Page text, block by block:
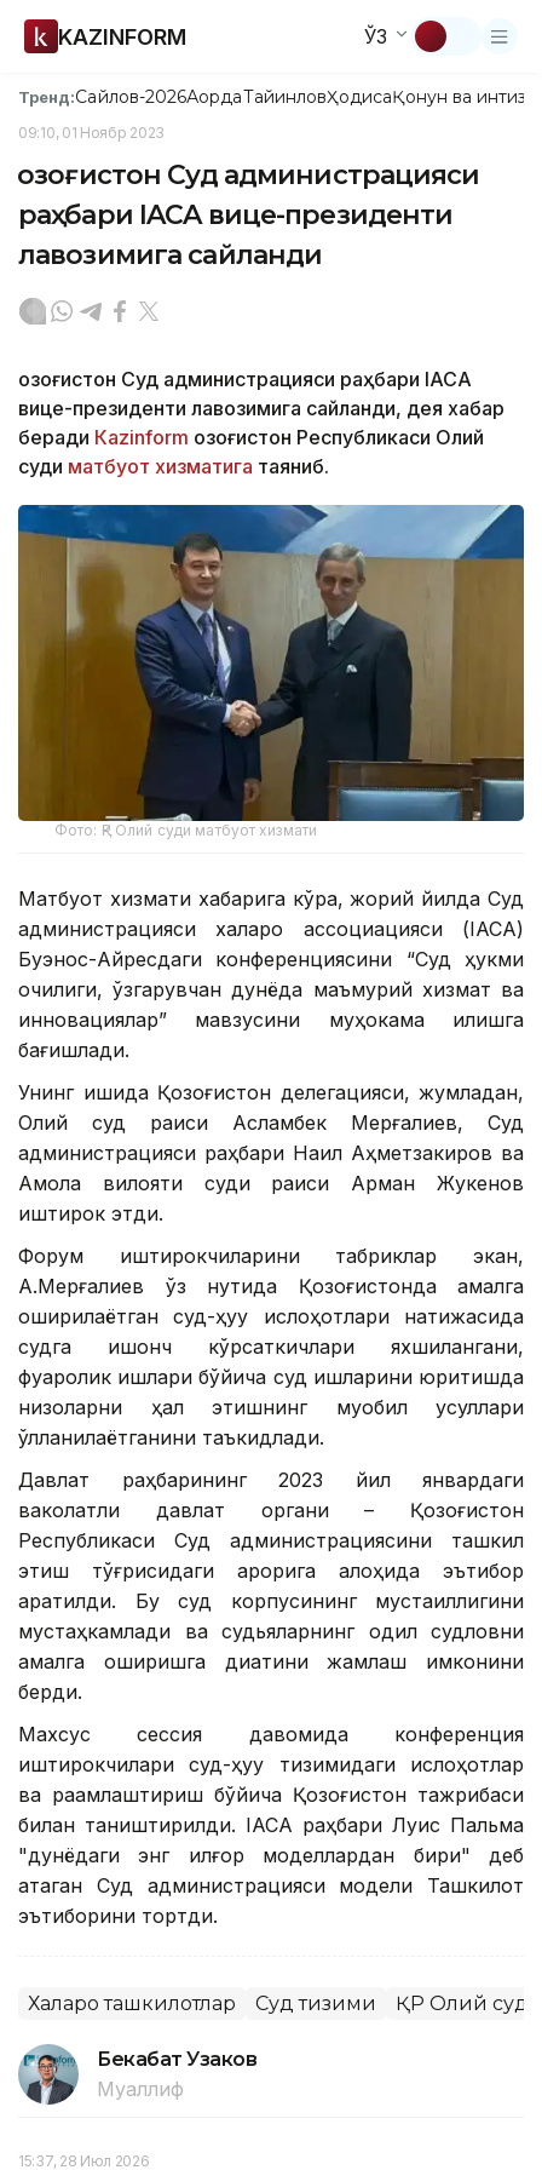
KAZINFORM ЎЗ
Тренд:Сайлов-2026АқордаТайинловҲодисаҚонун ва
09:10, 01 Ноябр 2023
Қозоғистон Cуд администрацияси
раҳбари IACA вице-президенти
лавозимига сайланди
Қозоғистон Суд администрацияси раҳбари IACA
вице-президенти лавозимига сайланди, дея хабар
беради Кazinform Қозоғистон Республикаси Олий
суди матбуот хизматига таяниб.
Фото: ҚР Олий суди матбуот хизмати
Матбуот хизмати хабарига кўра, жорий йилда Суд
администрацияси халқаро ассоциацияси (IACA)
Буэнос-Айресдаги конференциясини “Суд ҳукми
очиқлиги, ўзгарувчан дунёда маъмурий хизмат ва
инновациялар” мавзусини муҳокама қилишга
бағишлади.
Унинг ишида Қозоғистон делегацияси, жумладан,
Олий суд раиси Асламбек Мерғалиев, Суд
администрацияси раҳбари Наил Аҳметзакиров ва
Ақмола вилояти суди раиси Арман Жукенов
иштирок этди.
Форум иштирокчиларини табриклар экан,
А.Мерғалиев ўз нутқида Қозоғистонда амалга
оширилаётган суд-ҳуқуқ ислоҳотлари натижасида
судга ишонч кўрсаткичлари яхшилангани,
фуқаролик ишлари бўйича суд ишларини юритишда
низоларни ҳал этишнинг муқобил усуллари
қўлланилаётганини таъкидлади.
Давлат раҳбарининг 2023 йил январдаги
ваколатли давлат органи – Қозоғистон
Республикаси Суд администрациясини ташкил
этиш тўғрисидаги қарорига алоҳида эътибор
қаратилди. Бу суд корпусининг мустақиллигини
мустаҳкамлади ва судьяларнинг одил судловни
амалга оширишга диққатини жамлаш имконини
берди.
Махсус сессия давомида конференция
иштирокчилари суд-ҳуқуқ тизимидаги ислоҳотлар
ва рақамлаштириш бўйича Қозоғистон тажрибаси
билан таништирилди. IACA раҳбари Луис Пальма
"дунёдаги энг илғор моделлардан бири" деб
атаган Суд администрацияси модели Ташкилот
эътиборини тортди.
Халқаро ташкилотлар Суд тизими ҚР Олий суди
Бекабат Узаков
Муаллиф
15:37, 28 Июл 2026